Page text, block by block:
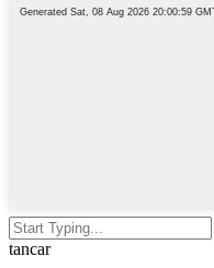
English